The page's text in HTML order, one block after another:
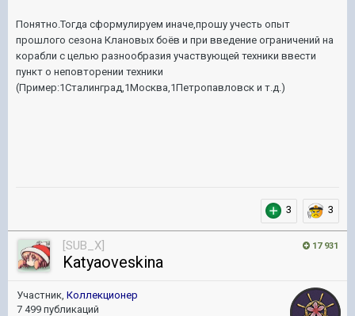
Понятно.Тогда сформулируем иначе,прошу учесть опыт
прошлого сезона Клановых боёв и при введение ограничений на
корабли с целью разнообразия участвующей техники ввести
пункт о неповторении техники
(Пример:1Сталинград,1Москва,1Петропавловск и т.д.)
3 3
17 931
[SUB_X]
Katyaoveskina
Участник, Коллекционер
7 499 публикаций